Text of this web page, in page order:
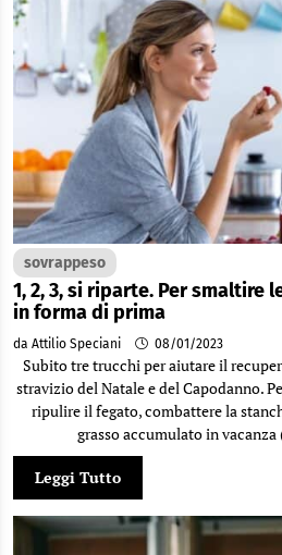
sovrappeso
1, 2, 3, si riparte. Per smaltire
in forma di prima
da Attilio Speciani 08/01/2023
Subito tre trucchi per aiutare il
stravizio del Natale e del Capodanno.
ripulire il fegato, combattere la
grasso accumulato in
Leggi Tutto